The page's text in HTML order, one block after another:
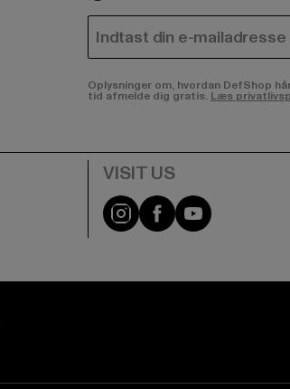
E-MAIL
Oplysninger om, hvordan DefShop
tid afmelde dig gratis. Læs
Visit our Instagram
Visit ourVisit our